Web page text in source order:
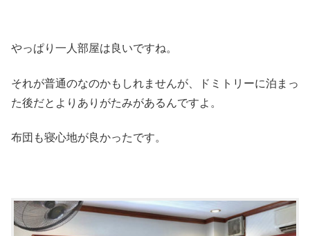
やっぱり一人部屋は良いですね。
それが普通のなのかもしれませんが、ドミトリーに泊まっ
た後だとよりありがたみがあるんですよ。
布団も寝心地が良かったです。